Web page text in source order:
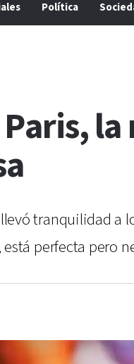
Política
tranquilidad a
está perfecta pero